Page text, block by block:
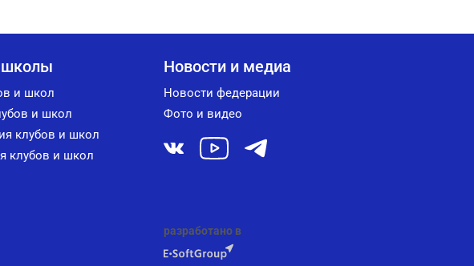
и школ
и школ
клубов и школ
клубов и школ
Новости и медиа
Новости федерации
Фото и видео
разработано в